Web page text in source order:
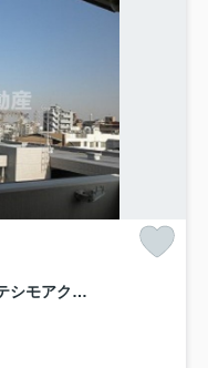
ARTESSIMO AQUA VACANZAアルテシモアクアヴァカンザ